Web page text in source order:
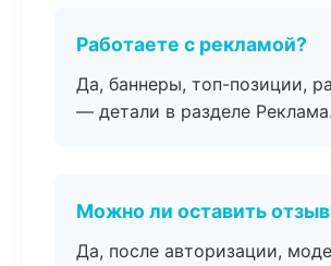
Работаете с рекламой?
Да, баннеры, топ-позиции,
— детали в разделе Реклама.
Можно ли оставить
Да, после авторизации,